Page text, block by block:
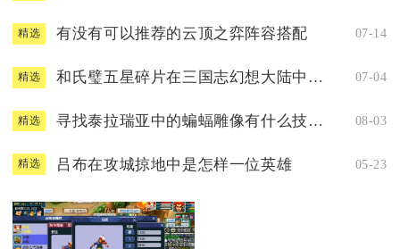
精选 有没有可以推荐的云顶之弈阵容搭配 07-14
精选 和氏璧五星碎片在三国志幻想大陆中需几多 07-04
精选 寻找泰拉瑞亚中的蝙蝠雕像有什么技巧吗 08-03
精选 吕布在攻城掠地中是怎样一位英雄 05-23